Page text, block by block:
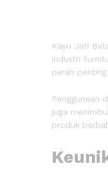
Kayu Jati
industri
peran
Penggunaan
juga
produk